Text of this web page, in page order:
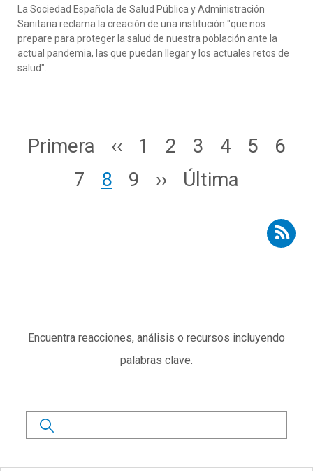
La Sociedad Española de Salud Pública y Administración
Sanitaria reclama la creación de una institución "que nos
prepare para proteger la salud de nuestra población ante la
actual pandemia, las que puedan llegar y los actuales retos de
salud".
Primera página
Primera Página anterior
‹‹ Page
1 Page
2 Page
3 Page
4 Page
5
6
Page
7 Page
8 Page
9 Siguiente página
›› Última página
Última
Subtítulo
Encuentra reacciones, análisis o recursos incluyendo
palabras clave.
Suscribirse a RSS - Voces expertas